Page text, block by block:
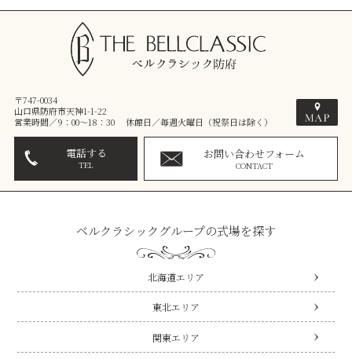
〒747-0034
山口県防府市天神1-1-22
営業時間／9：00～18：30 休館日／毎週火曜日（祝祭日は除く）
電話する
TEL
お問い合わせフォーム
CONTACT
ベルクラシックグループの式場を探す
北海道エリア
東北エリア
関東エリア